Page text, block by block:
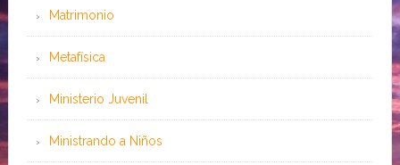
Matrimonio
Metafísica
Ministerio Juvenil
Ministrando a Niños